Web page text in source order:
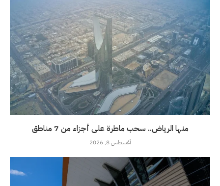
منها الرياض.. سحب ماطرة على أجزاء من 7 مناطق
أغسطس 8, 2026